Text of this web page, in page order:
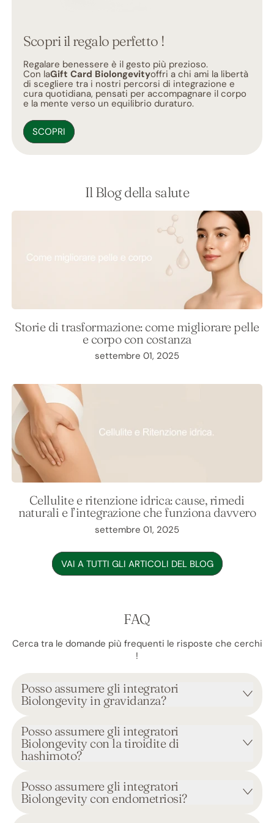
Scopri il regalo perfetto !
Regalare benessere è il gesto più prezioso.
Con laGift Card Biolongevityoffri a chi ami la libertà
di scegliere tra i nostri percorsi di integrazione e
cura quotidiana, pensati per accompagnare il corpo
e la mente verso un equilibrio duraturo.
SCOPRI
Il Blog della salute
Storie di trasformazione: come migliorare pelle
e corpo con costanza
settembre 01, 2025
Cellulite e ritenzione idrica: cause, rimedi
naturali e l’integrazione che funziona davvero
settembre 01, 2025
VAI A TUTTI GLI ARTICOLI DEL BLOG
FAQ
Cerca tra le domande più frequenti le risposte che cerchi
!
Posso assumere gli integratori
Biolongevity in gravidanza?
Posso assumere gli integratori
Biolongevity con la tiroidite di
hashimoto?
Posso assumere gli integratori
Biolongevity con endometriosi?